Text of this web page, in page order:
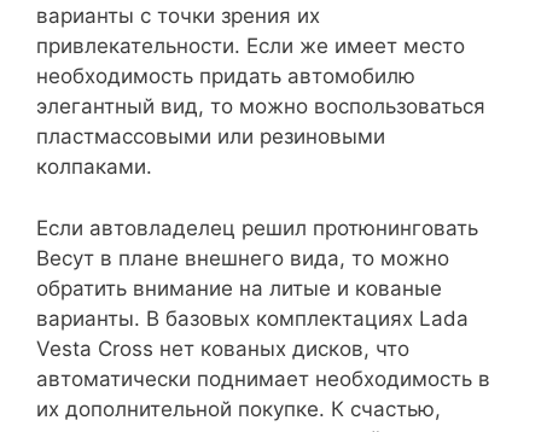
варианты с точки зрения их
привлекательности. Если же имеет место
необходимость придать автомобилю
элегантный вид, то можно воспользоваться
пластмассовыми или резиновыми
колпаками.
Если автовладелец решил протюнинговать
Весут в плане внешнего вида, то можно
обратить внимание на литые и кованые
варианты. В базовых комплектациях Lada
Vesta Cross нет кованых дисков, что
автоматически поднимает необходимость в
их дополнительной покупке. К счастью,